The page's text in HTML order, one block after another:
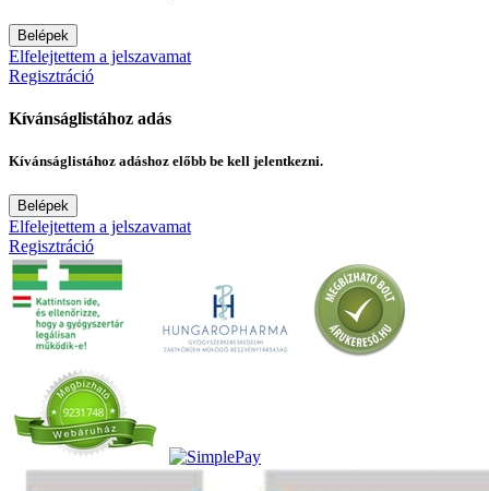
Belépek
Elfelejtettem a jelszavamat
Regisztráció
Kívánságlistához adás
Kívánságlistához adáshoz előbb be kell jelentkezni.
Belépek
Elfelejtettem a jelszavamat
Regisztráció